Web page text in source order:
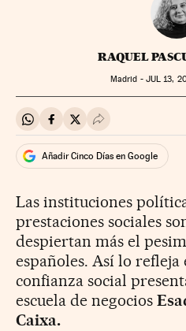
RAQUEL
Madrid - JUL 13,
Compartir en Whatsapp
Compartir en Facebook
Compartir en Twitter
Desplegar
Añadir Cinco Días en Google
Las instituciones
prestaciones sociales
despiertan más el
españoles. Así lo
confianza social
escuela de negocios
Caixa.